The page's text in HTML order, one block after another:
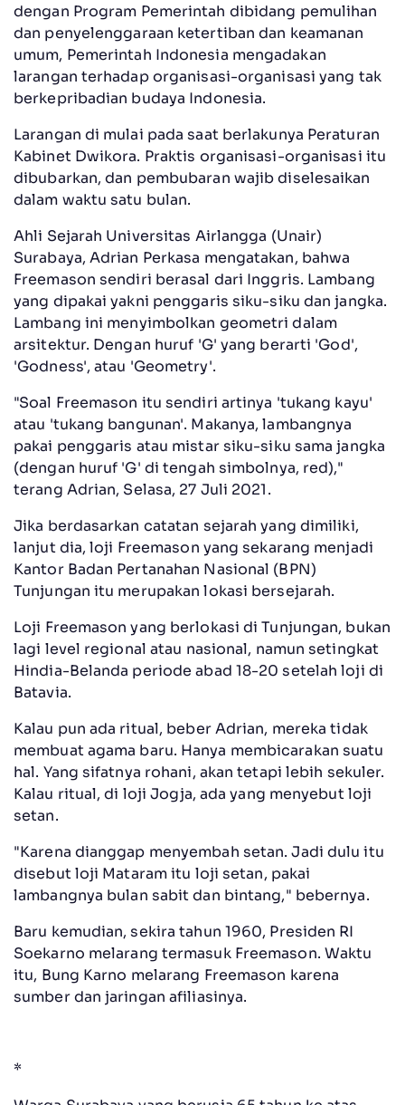
dengan Program Pemerintah dibidang pemulihan
dan penyelenggaraan ketertiban dan keamanan
umum, Pemerintah Indonesia mengadakan
larangan terhadap organisasi-organisasi yang tak
berkepribadian budaya Indonesia.
Larangan di mulai pada saat berlakunya Peraturan
Kabinet Dwikora. Praktis organisasi-organisasi itu
dibubarkan, dan pembubaran wajib diselesaikan
dalam waktu satu bulan.
Ahli Sejarah Universitas Airlangga (Unair)
Surabaya, Adrian Perkasa mengatakan, bahwa
Freemason sendiri berasal dari Inggris. Lambang
yang dipakai yakni penggaris siku-siku dan jangka.
Lambang ini menyimbolkan geometri dalam
arsitektur. Dengan huruf 'G' yang berarti 'God',
'Godness', atau 'Geometry'.
"Soal Freemason itu sendiri artinya 'tukang kayu'
atau 'tukang bangunan'. Makanya, lambangnya
pakai penggaris atau mistar siku-siku sama jangka
(dengan huruf 'G' di tengah simbolnya, red),"
terang Adrian, Selasa, 27 Juli 2021.
Jika berdasarkan catatan sejarah yang dimiliki,
lanjut dia, loji Freemason yang sekarang menjadi
Kantor Badan Pertanahan Nasional (BPN)
Tunjungan itu merupakan lokasi bersejarah.
Loji Freemason yang berlokasi di Tunjungan, bukan
lagi level regional atau nasional, namun setingkat
Hindia-Belanda periode abad 18-20 setelah loji di
Batavia.
Kalau pun ada ritual, beber Adrian, mereka tidak
membuat agama baru. Hanya membicarakan suatu
hal. Yang sifatnya rohani, akan tetapi lebih sekuler.
Kalau ritual, di loji Jogja, ada yang menyebut loji
setan.
"Karena dianggap menyembah setan. Jadi dulu itu
disebut loji Mataram itu loji setan, pakai
lambangnya bulan sabit dan bintang," bebernya.
Baru kemudian, sekira tahun 1960, Presiden RI
Soekarno melarang termasuk Freemason. Waktu
itu, Bung Karno melarang Freemason karena
sumber dan jaringan afiliasinya.
*